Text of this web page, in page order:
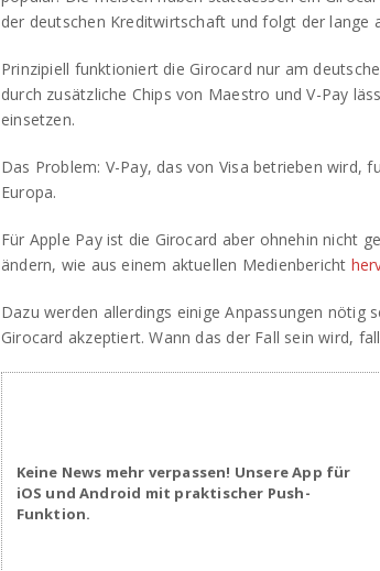
der deutschen Kreditwirtschaft und folgt der lange
Prinzipiell funktioniert die Girocard nur am
durch zusätzliche Chips von Maestro und V-Pay
einsetzen.
Das Problem: V-Pay, das von Visa betrieben wird,
Europa.
Für Apple Pay ist die Girocard aber ohnehin nicht
ändern, wie aus einem aktuellen Medienbericht
Dazu werden allerdings einige Anpassungen nötig
Girocard akzeptiert. Wann das der Fall sein wird,
Keine News mehr verpassen! Unsere App für
iOS und Android mit praktischer Push-
Funktion.